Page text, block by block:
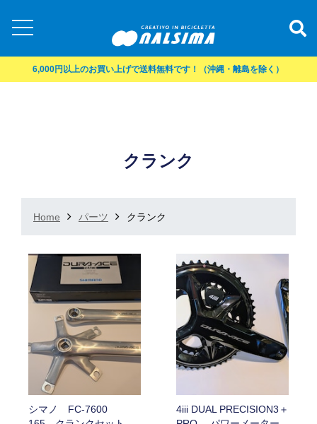
6,000円以上のお買い上げで送料無料です！（沖縄・離島を除く）
クランク
Home パーツ クランク
シマノ FC-7600
4iii DUAL PRECISION3＋